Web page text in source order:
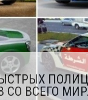
СО ВСЕГО